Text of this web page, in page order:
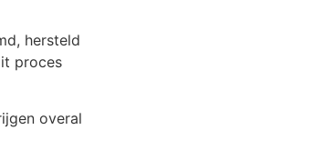
hersteld
proces
overal